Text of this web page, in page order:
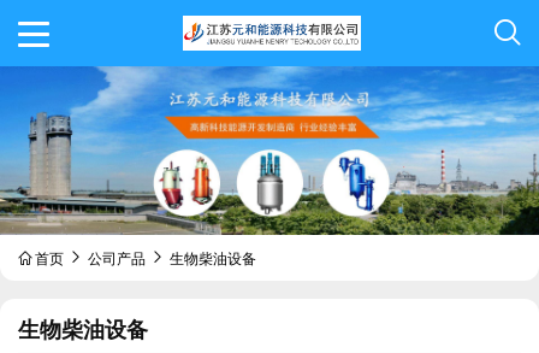
首页 公司产品 生物柴油设备
生物柴油设备